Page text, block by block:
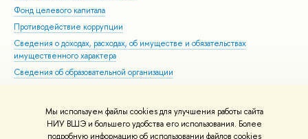
Мы используем файлы cookies для улучшения работы сайта
НИУ ВШЭ и большего удобства его использования. Более
подробную информацию об использовании файлов cookies
Фонд целевого капитала
Противодействие коррупции
Сведения о доходах, расходах, об имуществе и обязательствах
имущественного характера
Сведения об образовательной организации
Единая платежная страница
Работа в Вышке